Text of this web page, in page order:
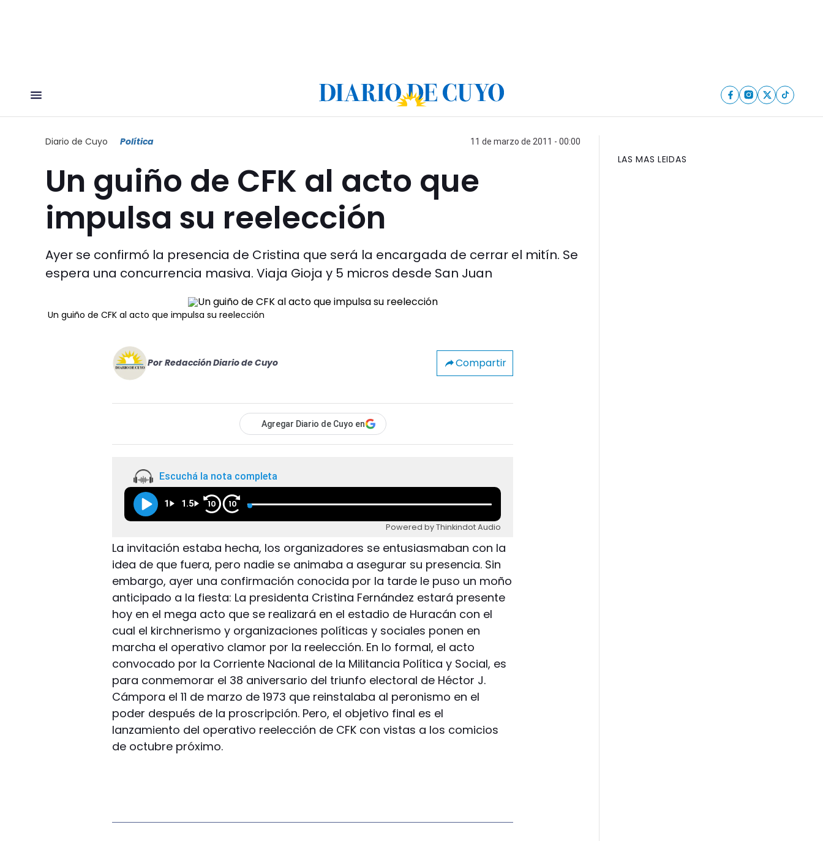
Diario de Cuyo Política 11 de marzo de 2011 - 00:00
Un guiño de CFK al acto que
impulsa su reelección
Ayer se confirmó la presencia de Cristina que será la encargada de cerrar el mitín. Se
espera una concurrencia masiva. Viaja Gioja y 5 micros desde San Juan
Un guiño de CFK al acto que impulsa su reelección
Por Redacción Diario de Cuyo Compartir
Agregar Diario de Cuyo en
Escuchá la nota completa
1 1.5 10 10
Powered by Thinkindot Audio
La invitación estaba hecha, los organizadores se entusiasmaban con la
idea de que fuera, pero nadie se animaba a asegurar su presencia. Sin
embargo, ayer una confirmación conocida por la tarde le puso un moño
anticipado a la fiesta: La presidenta Cristina Fernández estará presente
hoy en el mega acto que se realizará en el estadio de Huracán con el
cual el kirchnerismo y organizaciones políticas y sociales ponen en
marcha el operativo clamor por la reelección. En lo formal, el acto
convocado por la Corriente Nacional de la Militancia Política y Social, es
para conmemorar el 38 aniversario del triunfo electoral de Héctor J.
Cámpora el 11 de marzo de 1973 que reinstalaba al peronismo en el
poder después de la proscripción. Pero, el objetivo final es el
lanzamiento del operativo reelección de CFK con vistas a los comicios
de octubre próximo.
LAS MAS LEIDAS